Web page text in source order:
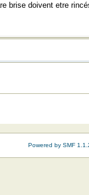
brise doivent etre
Powered by SMF